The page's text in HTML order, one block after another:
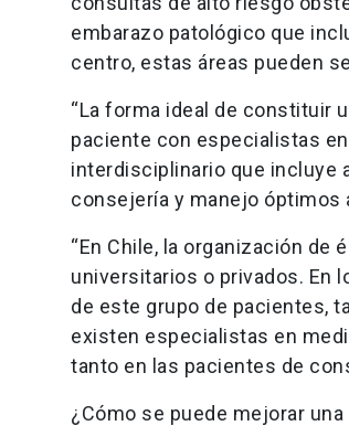
embarazo patológico que
centro, estas áreas pueden
“La forma ideal de constituir
paciente con especialistas
interdisciplinario que incluye
consejería y manejo óptimos
“En Chile, la organización
universitarios o privados. En
de este grupo de pacientes,
existen especialistas en
tanto en las pacientes de
¿Cómo se puede mejorar